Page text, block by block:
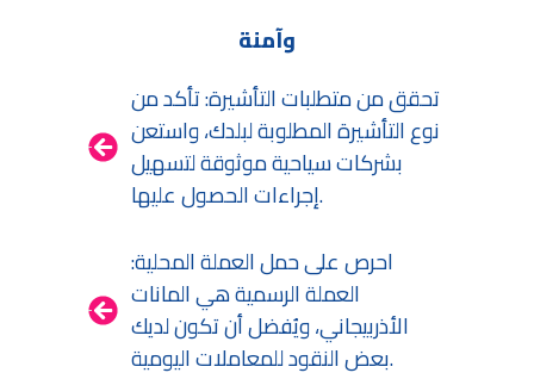
وآمنة
تحقق من متطلبات التأشيرة: تأكد من
نوع التأشيرة المطلوبة لبلدك، واستعن
بشركات سياحية موثوقة لتسهيل
إجراءات الحصول عليها.
احرص على حمل العملة المحلية:
العملة الرسمية هي المانات
الأذربيجاني، ويُفضل أن تكون لديك
بعض النقود للمعاملات اليومية.